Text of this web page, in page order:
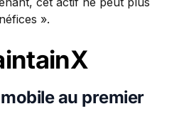
».
au premier